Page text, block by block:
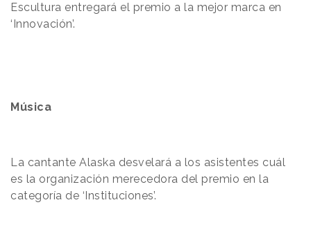
Escultura entregará el premio a la mejor marca en
‘Innovación’.
Música
La cantante Alaska desvelará a los asistentes cuál
es la organización merecedora del premio en la
categoría de ‘Instituciones’.